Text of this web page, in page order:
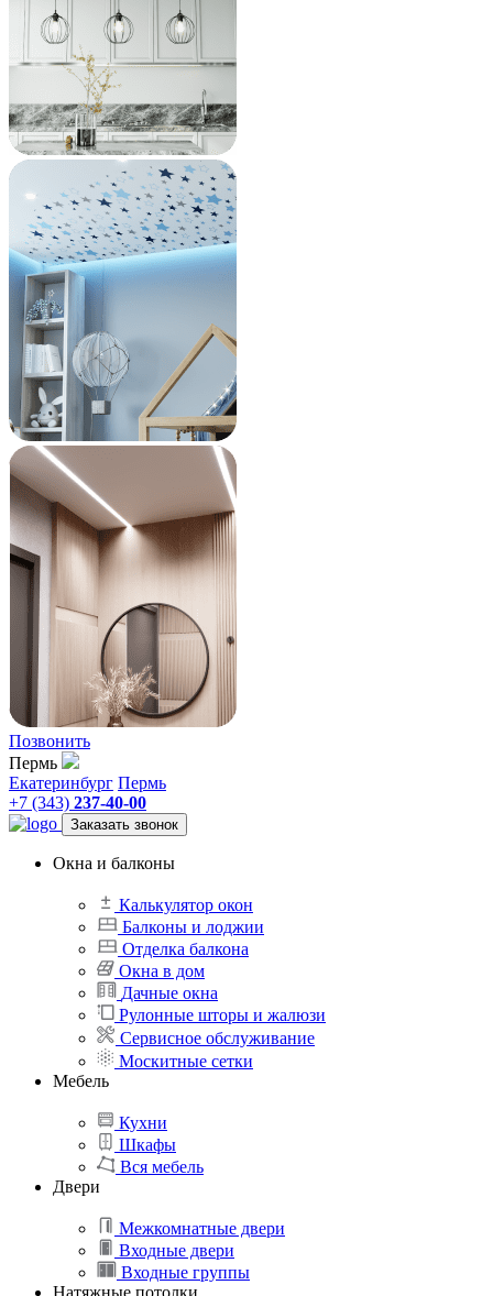
Позвонить
Пермь
Екатеринбург Пермь
+7 (343) 237-40-00
Заказать звонок
Окна и балконы
Калькулятор окон
Балконы и лоджии
Отделка балкона
Окна в дом
Дачные окна
Рулонные шторы и жалюзи
Сервисное обслуживание
Москитные сетки
Мебель
Кухни
Шкафы
Вся мебель
Двери
Межкомнатные двери
Входные двери
Входные группы
Натяжные потолки